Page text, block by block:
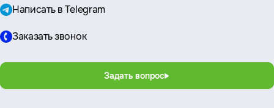
Написать в Telegram
Заказать звонок
Задать вопрос